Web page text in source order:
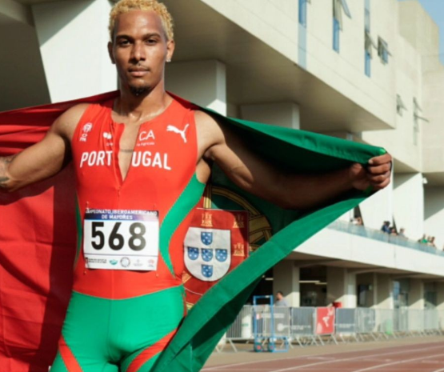
Educação pelos Valores Olímpicos
Marketing
Documentos
Contactos